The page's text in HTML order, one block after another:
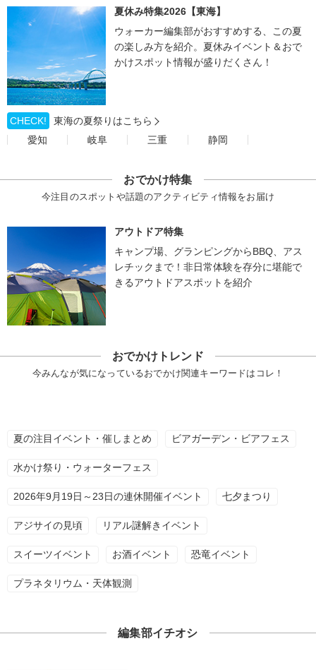
夏休み特集2026【東海】
ウォーカー編集部がおすすめする、この夏
の楽しみ方を紹介。夏休みイベント＆おで
かけスポット情報が盛りだくさん！
CHECK!
東海の夏祭りはこちら
愛知
岐阜 三重 静岡
おでかけ特集
今注目のスポットや話題のアクティビティ情報をお届け
アウトドア特集
キャンプ場、グランピングからBBQ、アス
レチックまで！非日常体験を存分に堪能で
きるアウトドアスポットを紹介
おでかけトレンド
今みんなが気になっているおでかけ関連キーワードはコレ！
夏の注目イベント・催しまとめ ビアガーデン・ビアフェス
水かけ祭り・ウォーターフェス
2026年9月19日～23日の連休開催イベント 七夕まつり
アジサイの見頃 リアル謎解きイベント
スイーツイベント お酒イベント 恐竜イベント
プラネタリウム・天体観測
編集部イチオシ